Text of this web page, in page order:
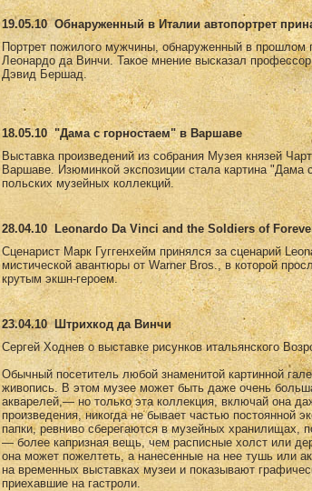
19.05.10 Обнаруженный в Италии автопортрет
Портрет пожилого мужчины, обнаруженный в прошлом
Леонардо да Винчи. Такое мнение высказал
Дэвид Бершад.
18.05.10 "Дама с горностаем" в Варшаве
Выставка произведений из собрания Музея князей
Варшаве. Изюминкой экспозиции стала картина "Дама
польских музейных коллекций.
28.04.10
Leonardo Da Vinci and the Soldiers of
Сценарист Марк Гуггенхейм принялся за сценарий
мистической авантюры от Warner Bros., в которой
крутым экшн-героем.
23.04.10 Штрихкод да Винчи
Сергей Ходнев о выставке рисунков итальянского
Обычный посетитель любой знаменитой картинной
живопись. В этом музее может быть даже очень
акварелей,— но только эта коллекция, включай она
произведения, никогда не бывает частью постоянной
папки, ревниво сберегаются в музейных хранилищах,
— более капризная вещь, чем расписные холст или
она может пожелтеть, а нанесенные на нее тушь или
на временных выставках музеи и показывают
приехавшие на гастроли.